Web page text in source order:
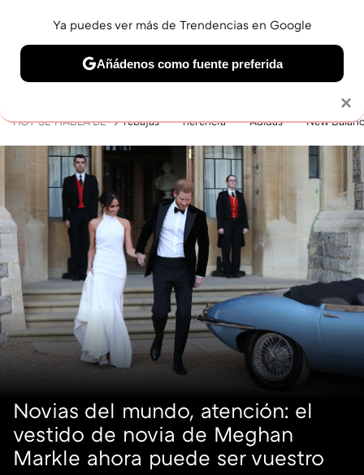
BELLEZA SHOPPING VIAJES GASTRO SNEAKERS
HOY SE HABLA DE rebajas herencia Adidas New
Novias del mundo, atención: el
vestido de novia de Meghan
Markle ahora puede ser vuestro
×
Ya puedes ver más de Trendencias en Google
Añádenos como fuente preferida